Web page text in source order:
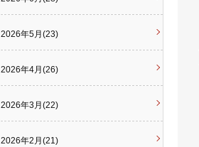
2026年5月(23)
2026年4月(26)
2026年3月(22)
2026年2月(21)